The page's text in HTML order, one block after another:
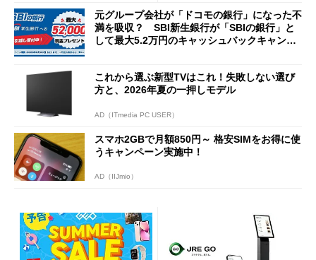
元グループ会社が「ドコモの銀行」になった不
満を吸収？ SBI新生銀行が「SBIの銀行」と
して最大5.2万円のキャッシュバックキャンペ
これから選ぶ新型TVはこれ！失敗しない選び
方と、2026年夏の一押しモデル
AD（ITmedia PC USER）
スマホ2GBで月額850円～ 格安SIMをお得に使
うキャンペーン実施中！
AD（IIJmio）